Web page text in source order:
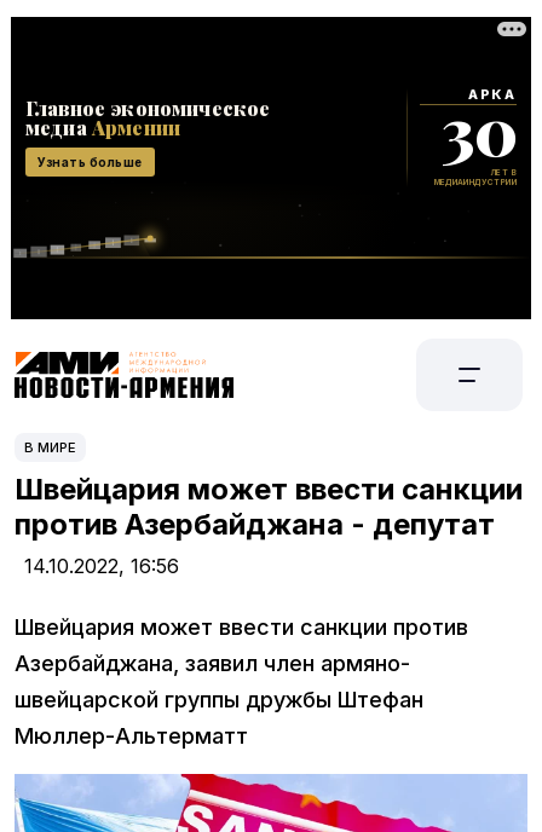
В МИРЕ
Швейцария может ввести санкции
против Азербайджана - депутат
14.10.2022, 16:56
Швейцария может ввести санкции против
Азербайджана, заявил член армяно-
швейцарской группы дружбы Штефан
Мюллер-Альтерматт